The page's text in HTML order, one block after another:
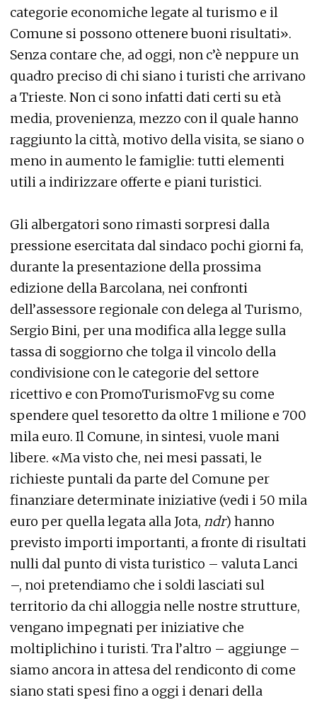
categorie economiche legate al turismo e il
Comune si possono ottenere buoni risultati».
Senza contare che, ad oggi, non c’è neppure un
quadro preciso di chi siano i turisti che arrivano
a Trieste. Non ci sono infatti dati certi su età
media, provenienza, mezzo con il quale hanno
raggiunto la città, motivo della visita, se siano o
meno in aumento le famiglie: tutti elementi
utili a indirizzare offerte e piani turistici.
Gli albergatori sono rimasti sorpresi dalla
pressione esercitata dal sindaco pochi giorni fa,
durante la presentazione della prossima
edizione della Barcolana, nei confronti
dell’assessore regionale con delega al Turismo,
Sergio Bini, per una modifica alla legge sulla
tassa di soggiorno che tolga il vincolo della
condivisione con le categorie del settore
ricettivo e con PromoTurismoFvg su come
spendere quel tesoretto da oltre 1 milione e 700
mila euro. Il Comune, in sintesi, vuole mani
libere. «Ma visto che, nei mesi passati, le
richieste puntali da parte del Comune per
finanziare determinate iniziative (vedi i 50 mila
euro per quella legata alla Jota, ndr) hanno
previsto importi importanti, a fronte di risultati
nulli dal punto di vista turistico – valuta Lanci
–, noi pretendiamo che i soldi lasciati sul
territorio da chi alloggia nelle nostre strutture,
vengano impegnati per iniziative che
moltiplichino i turisti. Tra l’altro – aggiunge –
siamo ancora in attesa del rendiconto di come
siano stati spesi fino a oggi i denari della